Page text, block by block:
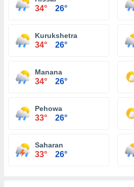
34° 26°
Kurukshetra
34° 26°
Manana
34° 26°
Pehowa
33° 26°
Saharan
33° 26°